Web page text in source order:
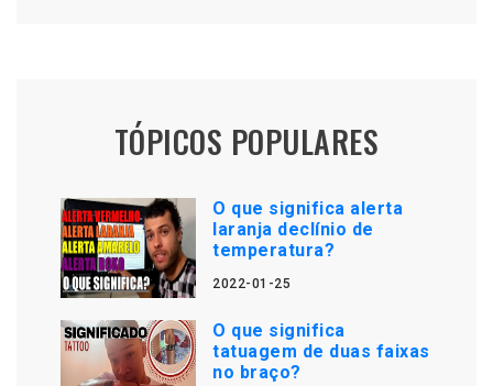
TÓPICOS POPULARES
O que significa alerta
laranja declínio de
temperatura?
2022-01-25
O que significa
tatuagem de duas faixas
no braço?